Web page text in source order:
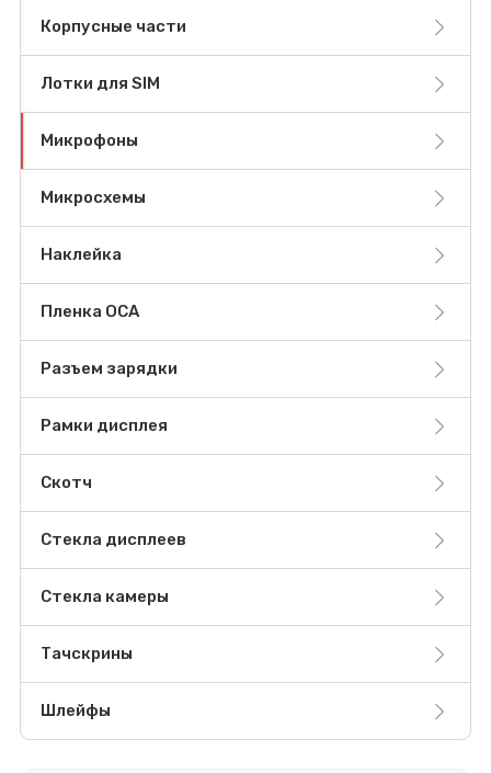
Корпусные части
Лотки для SIM
Микрофоны
Микросхемы
Наклейка
Пленка OCA
Разъем зарядки
Рамки дисплея
Скотч
Стекла дисплеев
Стекла камеры
Тачскрины
Шлейфы